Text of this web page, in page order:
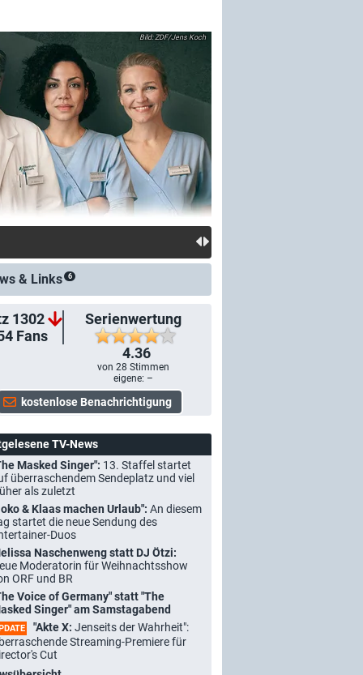
ZDF/Jens Koch
& Links 6
1302
Fans
Serienwertung
4.36
von 28 Stimmen
eigene: –
TV-News
Masked Singer": 13. Staffel startet
überraschendem Sendeplatz und viel
als zuletzt
& Klaas machen Urlaub": An diesem
startet die neue Sendung des
Duos
Naschenweng statt DJ Ötzi:
Moderatorin für Weihnachtsshow
ORF und BR
Voice of Germany" statt "The
Singer" am Samstagabend
"Akte X: Jenseits der Wahrheit":
Streaming-Premiere für
Cut